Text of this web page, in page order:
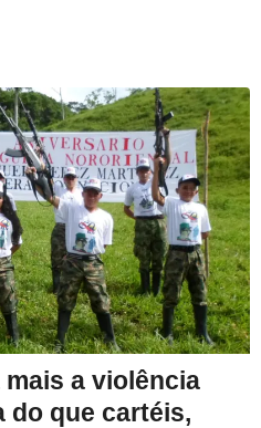
a violência
do que cartéis,